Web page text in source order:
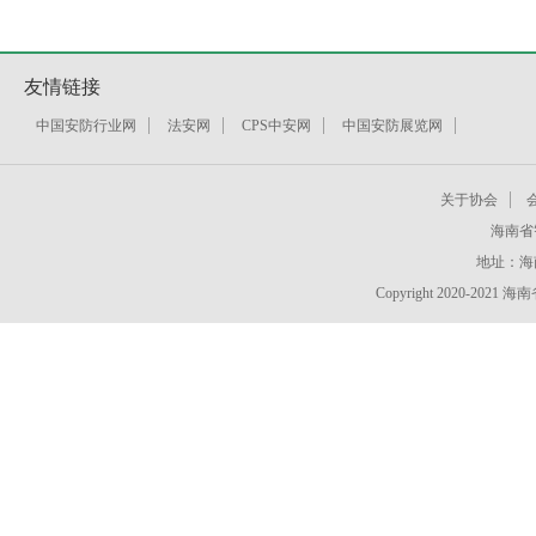
友情链接
中国安防行业网 法安网 CPS中安网 中国安防展览网
关于协会
海南
地址：
Copyright 2020-2021 海